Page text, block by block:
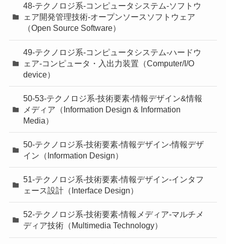
48-テクノロジ系-コンピュータシステム-ソフトウ
ェア開発管理技術-オープンソースソフトウェア
（Open Source Software）
49-テクノロジ系-コンピュータシステム-ハードウ
ェア-コンピュータ・入出力装置（Computer/I/O
device）
50-53-テクノロジ系-技術要素-情報デザイン&情報
メディア（Information Design & Information
Media）
50-テクノロジ系-技術要素-情報デザイン-情報デザ
イン（Information Design）
51-テクノロジ系-技術要素-情報デザイン-インタフ
ェース設計（Interface Design）
52-テクノロジ系-技術要素-情報メディア-マルチメ
ディア技術（Multimedia Technology）